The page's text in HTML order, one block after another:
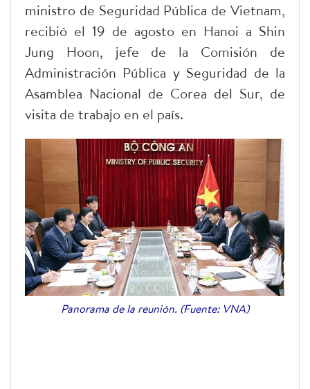
ministro de Seguridad Pública de Vietnam,
recibió el 19 de agosto en Hanoi a Shin
Jung Hoon, jefe de la Comisión de
Administración Pública y Seguridad de la
Asamblea Nacional de Corea del Sur, de
visita de trabajo en el país.
Panorama de la reunión. (Fuente: VNA)